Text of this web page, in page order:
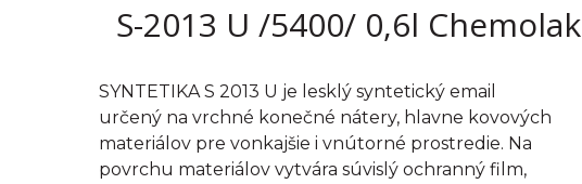
S-2013 U /5400/ 0,6l Chemolak
SYNTETIKA S 2013 U je lesklý syntetický email
určený na vrchné konečné nátery, hlavne kovových
materiálov pre vonkajšie i vnútorné prostredie. Na
povrchu materiálov vytvára súvislý ochranný film,